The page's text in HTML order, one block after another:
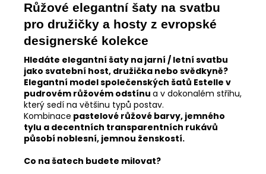
Růžové elegantní šaty na svatbu
pro družičky a hosty z evropské
designerské kolekce
Hledáte elegantní šaty na jarní / letní svatbu
jako svatební host, družička nebo svědkyně?
Elegantní model společenských šatů Estelle v
pudrovém růžovém odstínu a v dokonalém střihu,
který sedí na většinu typů postav.
Kombinace pastelové růžové barvy, jemného
tylu a decentních transparentních rukávů
působí noblesní, jemnou ženskostí.
Co na šatech budete milovat?